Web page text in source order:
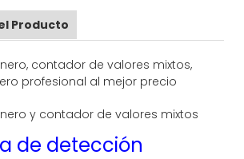
Producto
de detección